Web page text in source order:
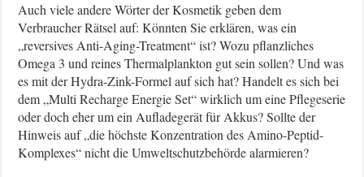
Auch viele andere Wörter der Kosmetik geben dem
Verbraucher Rätsel auf: Könnten Sie erklären, was ein
„reversives Anti-Aging-Treatment“ ist? Wozu pflanzliches
Omega 3 und reines Thermalplankton gut sein sollen? Und was
es mit der Hydra-Zink-Formel auf sich hat? Handelt es sich bei
dem „Multi Recharge Energie Set“ wirklich um eine Pflegeserie
oder doch eher um ein Aufladegerät für Akkus? Sollte der
Hinweis auf „die höchste Konzentration des Amino-Peptid-
Komplexes“ nicht die Umweltschutzbehörde alarmieren?